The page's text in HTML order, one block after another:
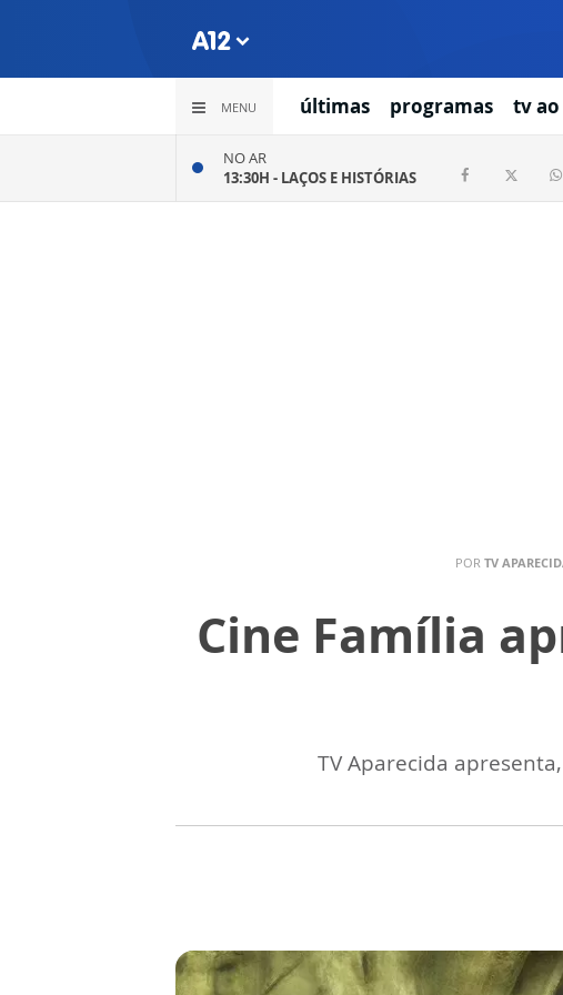
MENU últimas programas tv
NO AR
13:30H - LAÇOS E HISTÓRIAS
POR TV
Cine Família
TV Aparecida